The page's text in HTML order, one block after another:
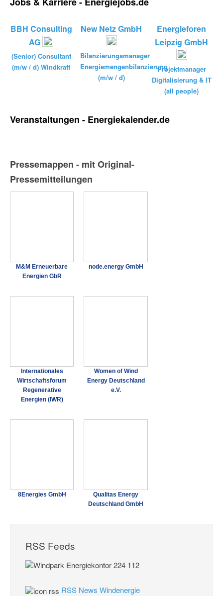
BBH Consulting
AG
(Senior) Consultant
(m/w / d) Windkraft
New Netz GmbH
Bilanzierungsmanager
Energiemengenbilanzierung
(m/w / d)
Energieforen
Leipzig GmbH
Projektmanager
Digitalisierung & IT
(all people)
Veranstaltungen - Energiekalender.de
Pressemappen - mit Original-
Pressemitteilungen
M&M Erneuerbare
Energien GbR
node.energy GmbH
Internationales
Wirtschaftsforum
Regenerative
Energien (IWR)
Women of Wind
Energy Deutschland
e.V.
8Energies GmbH
Qualitas Energy
Deutschland GmbH
RSS Feeds
RSS News Windenergie